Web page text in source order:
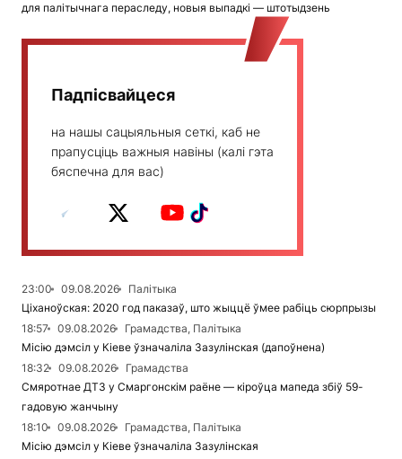
для палітычнага пераследу, новыя выпадкі — штотыдзень
Падпісвайцеся
на нашы сацыяльныя сеткі, каб не
прапусціць важныя навіны (калі гэта
бяспечна для вас)
23:00 09.08.2026
Палітыка
Ціханоўская: 2020 год паказаў, што жыццё ўмее рабіць сюрпрызы
18:57
09.08.2026
Грамадства, Палітыка
Місію дэмсіл у Кіеве ўзначаліла Зазулінская (дапоўнена)
18:32
09.08.2026
Грамадства
Смяротнае ДТЗ у Смаргонскім раёне — кіроўца мапеда збіў 59-
гадовую жанчыну
18:10
09.08.2026
Грамадства, Палітыка
Місію дэмсіл у Кіеве ўзначаліла Зазулінская